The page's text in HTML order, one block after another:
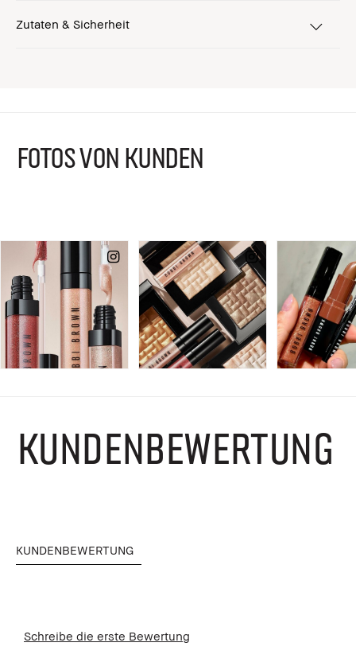
Zutaten & Sicherheit
FOTOS VON KUNDEN
KUNDENBEWERTUNG
KUNDENBEWERTUNG
Schreibe die erste Bewertung